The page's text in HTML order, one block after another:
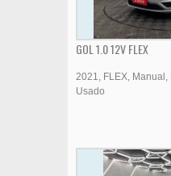
GOL 1.0 12V FLEX
2021 FLEX Manual
Usado